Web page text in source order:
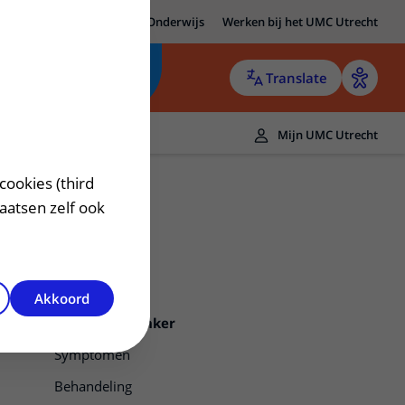
Onderwijs Werken bij het UMC Utrecht
Translate
Mijn UMC Utrecht
Schildklierkanker
Symptomen
Behandeling
(third
zelf ook
Akkoord